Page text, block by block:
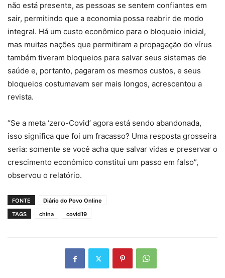
não está presente, as pessoas se sentem confiantes em
sair, permitindo que a economia possa reabrir de modo
integral. Há um custo econômico para o bloqueio inicial,
mas muitas nações que permitiram a propagação do vírus
também tiveram bloqueios para salvar seus sistemas de
saúde e, portanto, pagaram os mesmos custos, e seus
bloqueios costumavam ser mais longos, acrescentou a
revista.
“Se a meta ‘zero-Covid’ agora está sendo abandonada,
isso significa que foi um fracasso? Uma resposta grosseira
seria: somente se você acha que salvar vidas e preservar o
crescimento econômico constitui um passo em falso”,
observou o relatório.
FONTE
Diário do Povo Online
TAGS
china covid19